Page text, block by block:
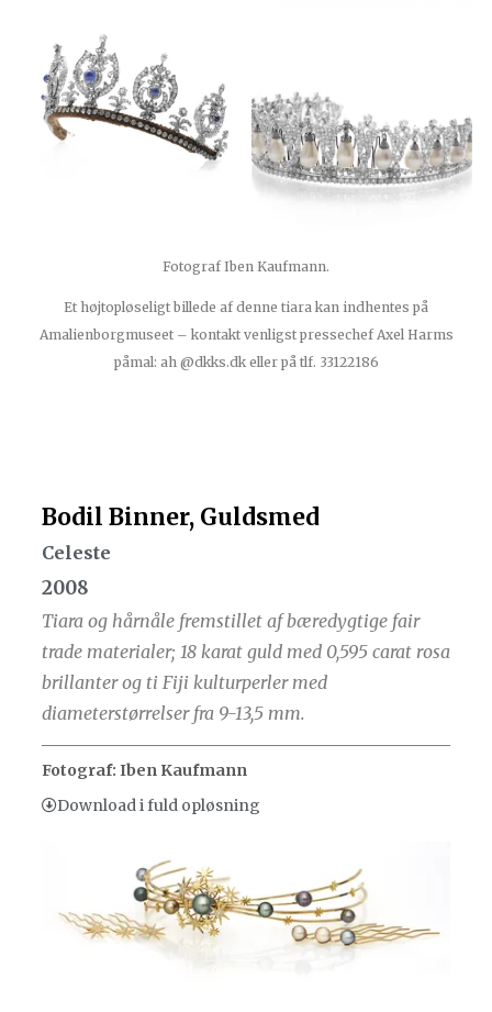
Fotograf Iben Kaufmann.
Et højtopløseligt billede af denne tiara kan indhentes på
Amalienborgmuseet – kontakt venligst pressechef Axel Harms
påmal: ah @dkks.dk eller på tlf. 33122186
Bodil Binner, Guldsmed
Celeste
2008
Tiara og hårnåle fremstillet af bæredygtige fair
trade materialer; 18 karat guld med 0,595 carat rosa
brillanter og ti Fiji kulturperler med
diameterstørrelser fra 9-13,5 mm.
Fotograf: Iben Kaufmann
Download i fuld opløsning